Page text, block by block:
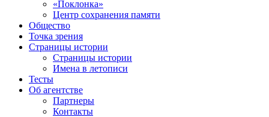
«Поклонка»
Центр сохранения памяти
Общество
Точка зрения
Страницы истории
Страницы истории
Имена в летописи
Тесты
Об агентстве
Партнеры
Контакты